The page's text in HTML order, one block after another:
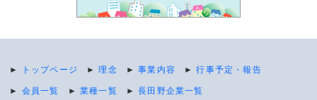
► トップページ ►理念 ►事業内容 ►行事予定・報告
► 会員一覧 ►業種一覧 ►長田野企業一覧